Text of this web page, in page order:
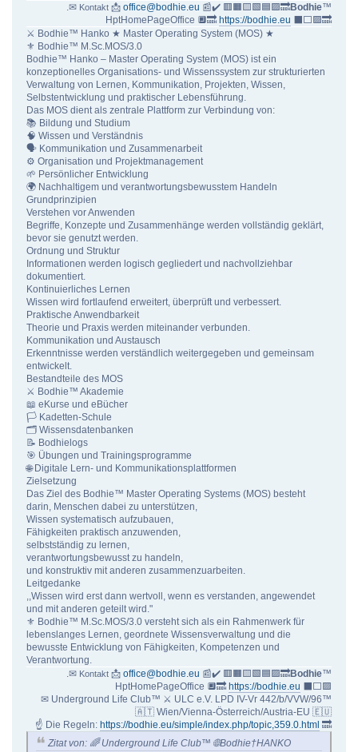
.✉ Kontakt 📩 office@bodhie.eu 📰✔️ 🟥🟧🟨🟩🟦🟪🔜Bodhie™
HptHomePageOffice 🔲🔜 https://bodhie.eu ⬛️⬜️🟪🔜
⚔ Bodhie™ Hanko ★ Master Operating System (MOS) ★
⚜ Bodhie™ M.Sc.MOS/3.0
Bodhie™ Hanko – Master Operating System (MOS) ist ein
konzeptionelles Organisations- und Wissenssystem zur strukturierten
Verwaltung von Lernen, Kommunikation, Projekten, Wissen,
Selbstentwicklung und praktischer Lebensführung.
Das MOS dient als zentrale Plattform zur Verbindung von:
📚 Bildung und Studium
🧠 Wissen und Verständnis
🗣 Kommunikation und Zusammenarbeit
⚙ Organisation und Projektmanagement
🌱 Persönlicher Entwicklung
🌍 Nachhaltigem und verantwortungsbewusstem Handeln
Grundprinzipien
Verstehen vor Anwenden
Begriffe, Konzepte und Zusammenhänge werden vollständig geklärt,
bevor sie genutzt werden.
Ordnung und Struktur
Informationen werden logisch gegliedert und nachvollziehbar
dokumentiert.
Kontinuierliches Lernen
Wissen wird fortlaufend erweitert, überprüft und verbessert.
Praktische Anwendbarkeit
Theorie und Praxis werden miteinander verbunden.
Kommunikation und Austausch
Erkenntnisse werden verständlich weitergegeben und gemeinsam
entwickelt.
Bestandteile des MOS
⚔ Bodhie™ Akademie
📖 eKurse und eBücher
🏳 Kadetten-Schule
🗂 Wissensdatenbanken
📝 Bodhielogs
🎯 Übungen und Trainingsprogramme
🌐 Digitale Lern- und Kommunikationsplattformen
Zielsetzung
Das Ziel des Bodhie™ Master Operating Systems (MOS) besteht
darin, Menschen dabei zu unterstützen,
Wissen systematisch aufzubauen,
Fähigkeiten praktisch anzuwenden,
selbstständig zu lernen,
verantwortungsbewusst zu handeln,
und konstruktiv mit anderen zusammenzuarbeiten.
Leitgedanke
,,Wissen wird erst dann wertvoll, wenn es verstanden, angewendet
und mit anderen geteilt wird."
⚜ Bodhie™ M.Sc.MOS/3.0 versteht sich als ein Rahmenwerk für
lebenslanges Lernen, geordnete Wissensverwaltung und die
bewusste Entwicklung von Fähigkeiten, Kompetenzen und
Verantwortung.
.✉ Kontakt 📩 office@bodhie.eu 📰✔️ 🟥🟧🟨🟩🟦🟪🔜Bodhie™
HptHomePageOffice 🔲🔜 https://bodhie.eu ⬛️⬜️🟪
✉ Underground Life Club™ ⚔ ULC e.V. LPD IV-Vr 442/b/VVW/96™
🇦🇹 Wien/Vienna-Österreich/Austria-EU 🇪🇺
☝ Die Regeln: https://bodhie.eu/simple/index.php/topic,359.0.html 🔜
Zitat von: 🌈 Underground Life Club™ 🌐Bodhie†HANKO